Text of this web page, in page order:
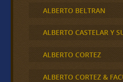
ALBERTO BELTRAN
ALBERTO CASTELAR Y
ALBERTO CORTEZ
ALBERTO CORTEZ &